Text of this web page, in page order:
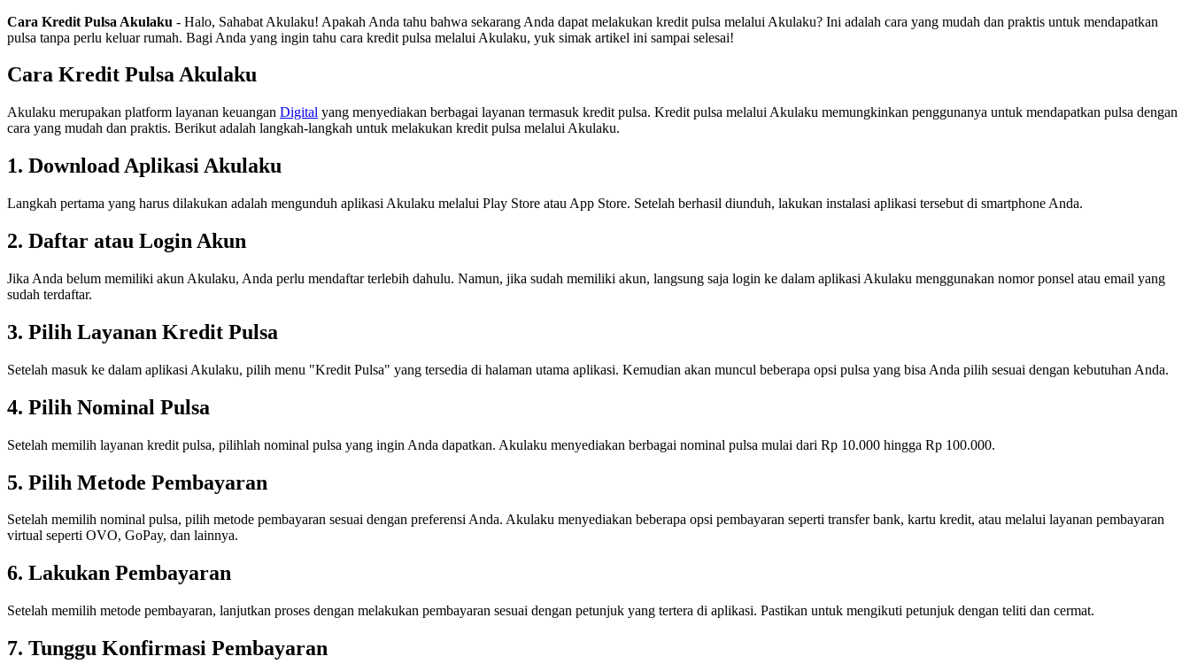
Cara Kredit Pulsa Akulaku - Halo, Sahabat Akulaku! Apakah Anda tahu bahwa sekarang Anda dapat melakukan kredit pulsa melalui Akulaku? Ini adalah cara yang mudah dan praktis untuk mendapatkan
pulsa tanpa perlu keluar rumah. Bagi Anda yang ingin tahu cara kredit pulsa melalui Akulaku, yuk simak artikel ini sampai selesai!
Cara Kredit Pulsa Akulaku
Akulaku merupakan platform layanan keuangan Digital yang menyediakan berbagai layanan termasuk kredit pulsa. Kredit pulsa melalui Akulaku memungkinkan penggunanya untuk mendapatkan pulsa dengan
cara yang mudah dan praktis. Berikut adalah langkah-langkah untuk melakukan kredit pulsa melalui Akulaku.
1. Download Aplikasi Akulaku
Langkah pertama yang harus dilakukan adalah mengunduh aplikasi Akulaku melalui Play Store atau App Store. Setelah berhasil diunduh, lakukan instalasi aplikasi tersebut di smartphone Anda.
2. Daftar atau Login Akun
Jika Anda belum memiliki akun Akulaku, Anda perlu mendaftar terlebih dahulu. Namun, jika sudah memiliki akun, langsung saja login ke dalam aplikasi Akulaku menggunakan nomor ponsel atau email yang
sudah terdaftar.
3. Pilih Layanan Kredit Pulsa
Setelah masuk ke dalam aplikasi Akulaku, pilih menu "Kredit Pulsa" yang tersedia di halaman utama aplikasi. Kemudian akan muncul beberapa opsi pulsa yang bisa Anda pilih sesuai dengan kebutuhan Anda.
4. Pilih Nominal Pulsa
Setelah memilih layanan kredit pulsa, pilihlah nominal pulsa yang ingin Anda dapatkan. Akulaku menyediakan berbagai nominal pulsa mulai dari Rp 10.000 hingga Rp 100.000.
5. Pilih Metode Pembayaran
Setelah memilih nominal pulsa, pilih metode pembayaran sesuai dengan preferensi Anda. Akulaku menyediakan beberapa opsi pembayaran seperti transfer bank, kartu kredit, atau melalui layanan pembayaran
virtual seperti OVO, GoPay, dan lainnya.
6. Lakukan Pembayaran
Setelah memilih metode pembayaran, lanjutkan proses dengan melakukan pembayaran sesuai dengan petunjuk yang tertera di aplikasi. Pastikan untuk mengikuti petunjuk dengan teliti dan cermat.
7. Tunggu Konfirmasi Pembayaran